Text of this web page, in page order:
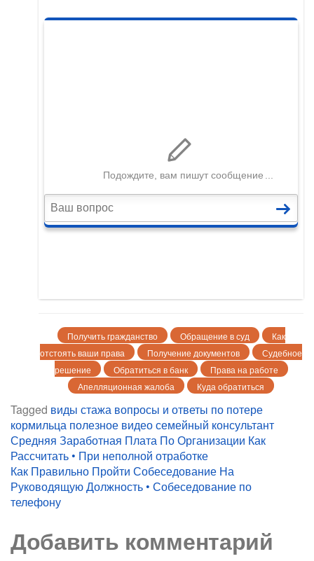
Получить гражданство Обращение в суд
Как
отстоять ваши права
Получение документов
Судебное
решение
Обратиться в банк
Права на работе
Апелляционная жалоба
Куда обратиться
Tagged виды стажа вопросы и ответы по потере
кормильца полезное видеосемейный консультант
Навигация
по
записям
Средняя Заработная Плата По Организации Как
Рассчитать • При неполной отработке
Как Правильно Пройти Собеседование На
Руководящую Должность • Собеседование по
телефону
Добавить комментарий